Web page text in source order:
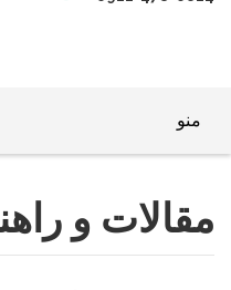
منو
فروشگاه
مقالات و